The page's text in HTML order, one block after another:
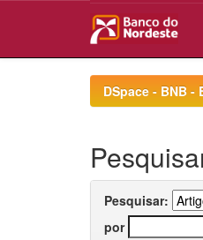
DSpace - BNB
Pesquisar:
por